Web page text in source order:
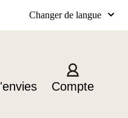
Changer de langue
Compte